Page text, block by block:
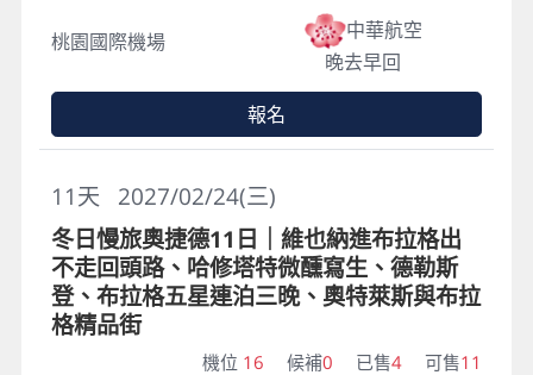
桃園國際機場
中華航空
晚去早回
報名
2027/02/24(三)
11天
冬日慢旅奧捷德11日｜維也納進布拉格出
不走回頭路、哈修塔特微醺寫生、德勒斯
登、布拉格五星連泊三晚、奧特萊斯與布拉
格精品街
機位 16 候補0 已售4 可售11